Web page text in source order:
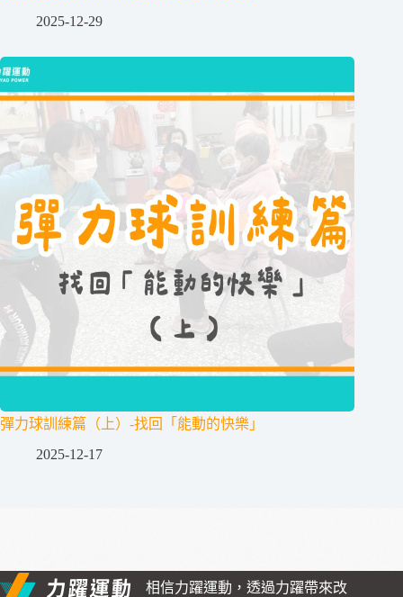
2025-12-29
彈力球訓練篇（上）-找回「能動的快樂」
2025-12-17
相信力躍運動，透過力躍帶來改